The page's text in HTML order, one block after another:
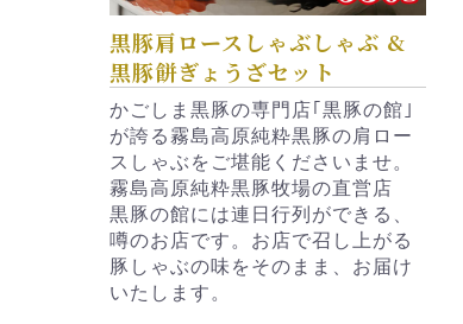
黒豚肩ロースしゃぶしゃぶ &
黒豚餅ぎょうざセット
かごしま黒豚の専門店｢黒豚の館｣
が誇る霧島高原純粋黒豚の肩ロー
スしゃぶをご堪能くださいませ。
霧島高原純粋黒豚牧場の直営店
黒豚の館には連日行列ができる、
噂のお店です。お店で召し上がる
豚しゃぶの味をそのまま、お届け
いたします。